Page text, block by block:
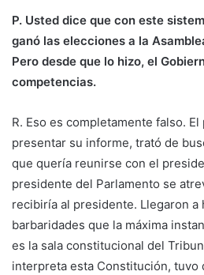
P. Usted dice que con este
ganó las elecciones a la
Pero desde que lo hizo, el
competencias.
R. Eso es completamente falso.
presentar su informe, trató de
que quería reunirse con el
presidente del Parlamento se
recibiría al presidente. Llegaron a
barbaridades que la máxima
es la sala constitucional del
interpreta esta Constitución, tuvo